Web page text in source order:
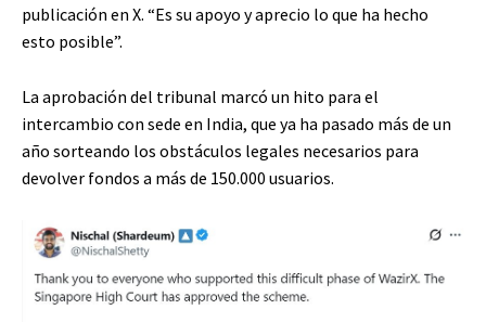
publicación en X. “Es su apoyo y aprecio lo que ha hecho
esto posible”.
La aprobación del tribunal marcó un hito para el
intercambio con sede en India, que ya ha pasado más de un
año sorteando los obstáculos legales necesarios para
devolver fondos a más de 150.000 usuarios.